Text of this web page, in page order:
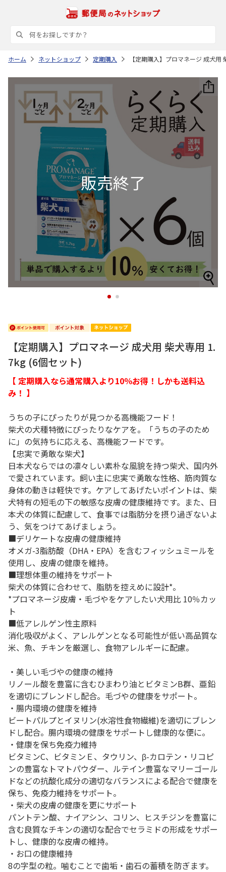
ホーム ネットショップ 定期購入 【定期購入】プロマネージ 成犬
1 2
【定期購入】プロマネージ 成犬用 柴犬専用 1.
7kg (6個セット)
【 定期購入なら通常購入より10％お得！しかも送料込
み！ 】
うちの子にぴったりが見つかる高機能フード！
柴犬の犬種特徴にぴったりなケアを。「うちの子のため
に」の気持ちに応える、高機能フードです。
【忠実で勇敢な柴犬】
日本犬ならではの凛々しい素朴な風貌を持つ柴犬、国内外
で愛されています。飼い主に忠実で勇敢な性格、筋肉質な
身体の動きは軽快です。ケアしてあげたいポイントは、柴
犬特有の短毛の下の敏感な皮膚の健康維持です。また、日
本犬の体質に配慮して、食事では脂肪分を摂り過ぎないよ
う、気をつけてあげましょう。
■デリケートな皮膚の健康維持
オメガ-3脂肪酸（DHA・EPA）を含むフィッシュミールを
使用し、皮膚の健康を維持。
■理想体重の維持をサポート
柴犬の体質に合わせて、脂肪を控えめに設計*。
*プロマネージ皮膚・毛づやをケアしたい犬用比 10％カッ
ト
■低アレルゲン性主原料
消化吸収がよく、アレルゲンとなる可能性が低い高品質な
米、魚、チキンを厳選し、食物アレルギーに配慮。
・美しい毛づやの健康の維持
リノール酸を豊富に含むひまわり油とビタミンB群、亜鉛
を適切にブレンドし配合。毛づやの健康をサポート。
・腸内環境の健康を維持
ビートパルプとイヌリン(水溶性食物繊維)を適切にブレン
ドし配合。腸内環境の健康をサポートし健康的な便に。
・健康を保ち免疫力維持
ビタミンC、ビタミンＥ、タウリン、β-カロテン・リコピ
ンの豊富なトマトパウダー、ルテイン豊富なマリーゴール
ドなどの抗酸化成分の適切なバランスによる配合で健康を
保ち、免疫力維持をサポート。
・柴犬の皮膚の健康を更にサポート
パントテン酸、ナイアシン、コリン、ヒスチジンを豊富に
含む良質なチキンの適切な配合でセラミドの形成をサポー
トし、健康的な皮膚の維持。
・お口の健康維持
8の字型の粒。噛むことで歯垢・歯石の蓄積を防ぎます。